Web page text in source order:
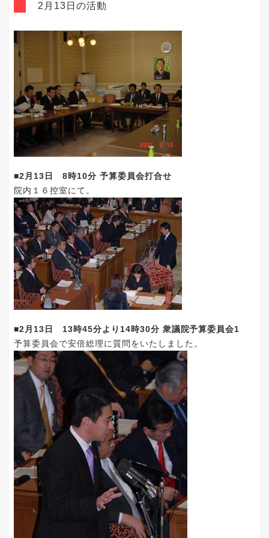
2月13日の活動
■2月13日 8時10分 予算委員会打合せ
院内１６控室にて。
■2月13日 13時45分より14時30分 衆議院予算委員会1
予算委員会で安倍総理に質問をいたしました。